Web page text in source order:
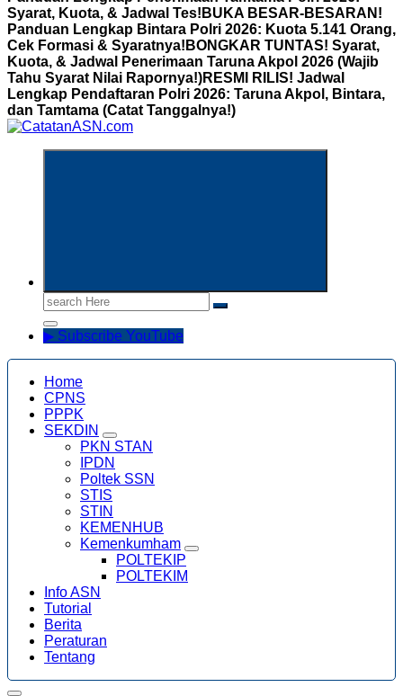
Syarat, Kuota, & Jadwal Tes! BUKA BESAR-BESARAN!
Panduan Lengkap Bintara Polri 2026: Kuota 5.141 Orang,
Cek Formasi & Syaratnya! BONGKAR TUNTAS! Syarat,
Kuota, & Jadwal Penerimaan Taruna Akpol 2026 (Wajib
Tahu Syarat Nilai Rapornya!)RESMI RILIS! Jadwal
Lengkap Pendaftaran Polri 2026: Taruna Akpol, Bintara,
dan Tamtama (Catat Tanggalnya!)
Search
for:
▶ Subscribe YouTube
Home
CPNS
PPPK
SEKDIN
PKN STAN
IPDN
Poltek SSN
STIS
STIN
KEMENHUB
Kemenkumham
POLTEKIP
POLTEKIM
Info ASN
Tutorial
Berita
Peraturan
Tentang